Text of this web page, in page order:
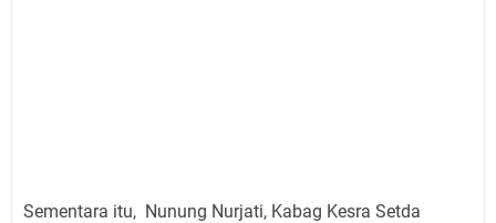
Sementara itu, Nunung Nurjati, Kabag Kesra Setda